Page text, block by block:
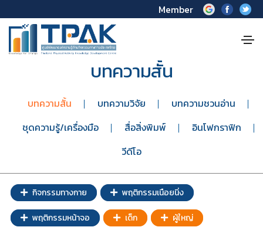
บทความสั้น
บทความสั้น บทความวิจัย
บทความชวนอ่าน
ชุดความรู้/เครื่องมือ
สื่อสิ่งพิมพ์
อินโฟกราฟิก
วีดีโอ
กิจกรรมทางกาย พฤติกรรมเนือยนิ่ง
พฤติกรรมหน้าจอ เด็ก ผู้ใหญ่
Member